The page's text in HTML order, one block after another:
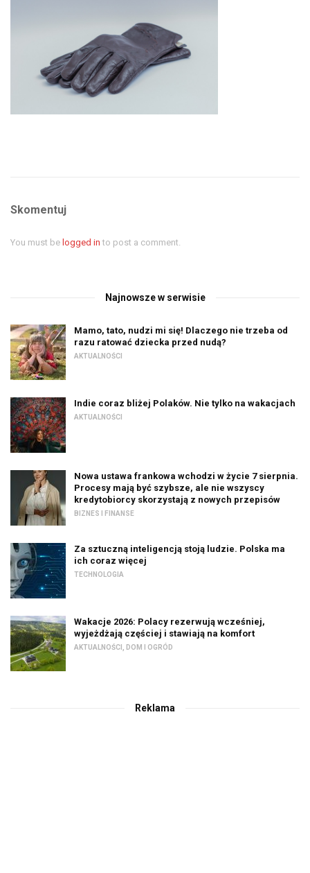
Skomentuj
You must be logged in to post a comment.
Najnowsze w serwisie
Mamo, tato, nudzi mi się! Dlaczego nie trzeba od
razu ratować dziecka przed nudą?
AKTUALNOŚCI
Indie coraz bliżej Polaków. Nie tylko na wakacjach
AKTUALNOŚCI
Nowa ustawa frankowa wchodzi w życie 7 sierpnia.
Procesy mają być szybsze, ale nie wszyscy
kredytobiorcy skorzystają z nowych przepisów
BIZNES I FINANSE
Za sztuczną inteligencją stoją ludzie. Polska ma
ich coraz więcej
TECHNOLOGIA
Wakacje 2026: Polacy rezerwują wcześniej,
wyjeżdżają częściej i stawiają na komfort
AKTUALNOŚCI DOM I OGRÓD
Reklama